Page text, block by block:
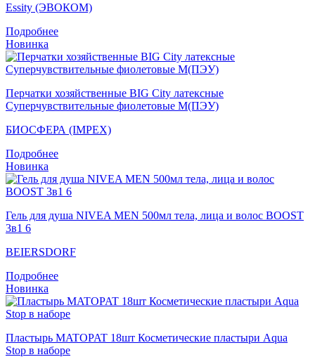
Essity (ЭВОКОМ)
Подробнее
Новинка
Перчатки хозяйственные BIG City латексные
Суперчувствительные фиолетовые M(ПЭУ)
БИОСФЕРА (IMPEX)
Подробнее
Новинка
Гель для душа NIVEA MEN 500мл тела, лица и волос BOOST
3в1 6
BEIERSDORF
Подробнее
Новинка
Пластырь MATOPAT 18шт Косметические пластыри Aqua
Stop в наборе